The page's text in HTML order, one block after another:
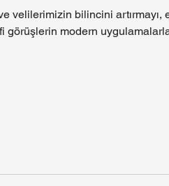
velilerimizin bilincini artırmayı,
görüşlerin modern